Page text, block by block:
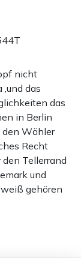
nicht
,und das
das
in Berlin
den Wähler
Recht
Tellerrand
und
gehören